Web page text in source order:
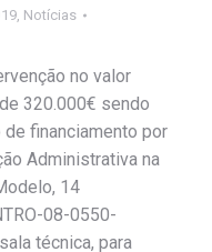
Notícias
no valor
320.000€ sendo
financiamento por
Administrativa na
14
08-0550-
técnica, para